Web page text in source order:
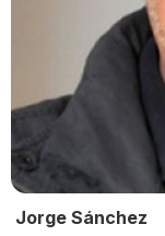
Jorge Sánchez